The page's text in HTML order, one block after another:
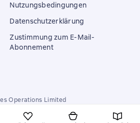
Nutzungsbedingungen
Datenschutzerklärung
Zustimmung zum E-Mail-
Abonnement
Operations Limited